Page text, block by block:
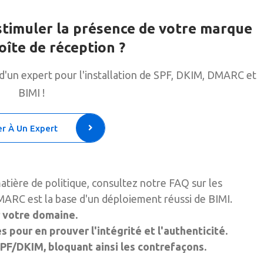
la présence de votre marque
de réception ?
expert pour l'installation de SPF, DKIM, DMARC et
BIMI !
À Un Expert
de politique, consultez notre FAQ sur les
est la base d'un déploiement réussi de BIMI.
votre domaine.
pour en prouver l'intégrité et l'authenticité.
DKIM, bloquant ainsi les contrefaçons.